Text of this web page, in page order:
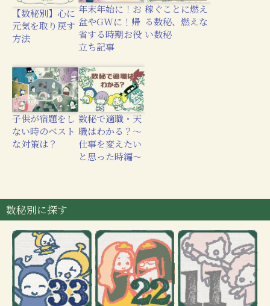
【数秘別】心に
元気を取り戻す
方法
年末年始に！お
盆やGWに！帰
省する時期お役
立ち記事
稼ぐことに燃え
る数秘、燃えな
い数秘
子供が宿題をし
ない時のベスト
な対策は？
数秘で適職・天
職はわかる？〜
仕事を変えたい
と思った時編〜
数秘別に探す